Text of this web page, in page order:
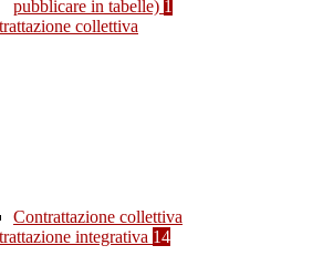
pubblicare in tabelle) 1
collettiva
Contrattazione collettiva
integrativa 14